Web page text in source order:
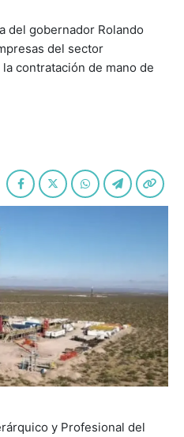
del gobernador Rolando
del sector
contratación de mano de
y Profesional del